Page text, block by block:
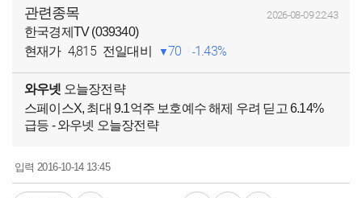
관련종목 2026-08-09 22:43
한국경제TV (039340)
현재가 4,815 전일대비 70 1.43%
와우넷 오늘장전략
스페이스X, 최대 9.1억주 보호예수 해제 우려 딛고 6.14%
급등 - 와우넷 오늘장전략
입력2016-10-14 13:45